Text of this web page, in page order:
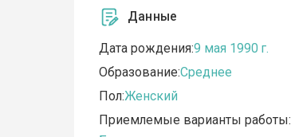
Данные
Дата рождения:9 мая 1990 г.
Образование:Среднее
Пол:Женский
Приемлемые варианты работы: